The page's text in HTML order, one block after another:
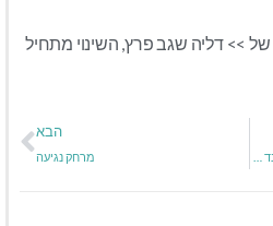
של >> דליה שגב פרץ, השינוי מתחיל
הבא
מרחק נגיעה